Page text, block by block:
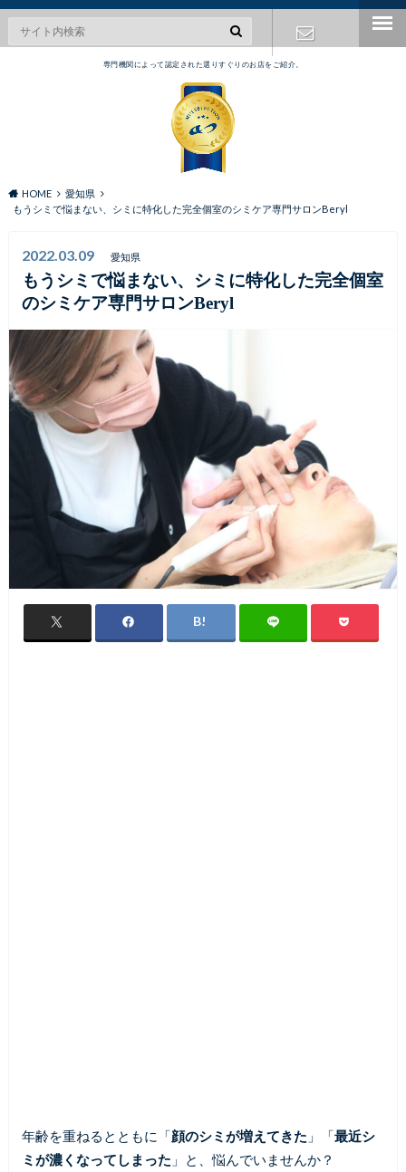
専門機関によって認定された選りすぐりのお店をご紹介。
HOME
愛知県
もうシミで悩まない、シミに特化した完全個室のシミケア専門サロンBeryl
2022.03.09 愛知県
もうシミで悩まない、シミに特化した完全個室
のシミケア専門サロンBeryl
年齢を重ねるとともに「顔のシミが増えてきた 」「最近シ
ミが濃くなってしまった 」と、悩んでいませんか？